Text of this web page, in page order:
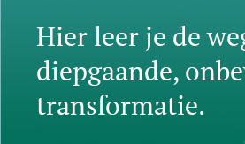
Hier leer je de
diepgaande,
transformatie.